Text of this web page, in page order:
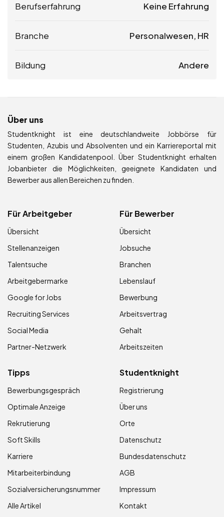
Berufserfahrung Keine Erfahrung
Branche Personalwesen, HR
Bildung Andere
Über uns
Studentknight ist eine deutschlandweite Jobbörse für
Studenten, Azubis und Absolventen und ein Karriereportal mit
einem großen Kandidatenpool. Über Studentknight erhalten
Jobanbieter die Möglichkeiten, geeignete Kandidaten und
Bewerber aus allen Bereichen zu finden.
Für Arbeitgeber
Übersicht
Stellenanzeigen
Talentsuche
Arbeitgebermarke
Google for Jobs
Recruiting Services
Social Media
Partner-Netzwerk
Für Bewerber
Übersicht
Jobsuche
Branchen
Lebenslauf
Bewerbung
Arbeitsvertrag
Gehalt
Arbeitszeiten
Tipps
Bewerbungsgespräch
Optimale Anzeige
Rekrutierung
Soft Skills
Karriere
Mitarbeiterbindung
Sozialversicherungsnummer
Alle Artikel
Studentknight
Registrierung
Über uns
Orte
Datenschutz
Bundesdatenschutz
AGB
Impressum
Kontakt